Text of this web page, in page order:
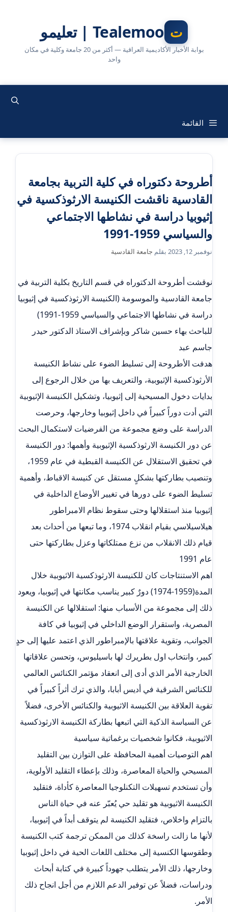
Tealemoo | تعليمو
بوابة الأخبار الأكاديمية العراقية — أكثر من 20 جامعة وكلية في مكان
واحد
القائمة
أطروحة دكتوراه في كلية التربية بجامعة
القادسية ناقشت الكنيسة الارثوذكسية في
إثيوبيا دراسة في نشاطها الاجتماعي
والسياسي 1959-1991
نوفمبر 12, 2023 بقلم جامعة القادسية
نوقشت أطروحة الدكتوراه في قسم التاريخ بكلية التربية في
جامعة القادسية والموسومة (الكنيسة الارثوذكسية في إثيوبيا
دراسة في نشاطها الاجتماعي والسياسي 1959-1991)
للباحث بهاء حسين شاكر وبإشراف الاستاذ الدكتور حيدر
جاسم عبد
هدفت الأطروحة إلى تسليط الضوء على نشاط الكنيسة
الأرثوذكسية الإثيوبية، والتعريف بها من خلال الرجوع إلى
بدايات دخول المسيحية إلى إثيوبيا، وتشكيل الكنيسة الإثيوبية
التي أدت دوراً كبيراً في داخل إثيوبيا وخارجها، وحرصت
الدراسة على وضع مجموعة من الفرضيات لاستكمال البحث
عن دور الكنيسة الارثوذكسية الإثيوبية وأهمها: دور الكنيسة
في تحقيق الاستقلال عن الكنيسة القبطية في عام 1959،
وتنصيب بطاركتها بشكلٍ مستقل عن كنيسة الاقباط، وأهمية
تسليط الضوء على دورها في تغيير الأوضاع الداخلية في
إثيوبيا منذ استقلالها وحتى سقوط نظام الامبراطور
هيلاسيلاسي بقيام انقلاب 1974، وما تبعها من أحداث بعد
قيام ذلك الانقلاب من نزع ممتلكاتها وعزل بطاركتها حتى
عام 1991
اهم الاستنتاجات كان للكنيسة الارثوذكسية الاثيوبية خلال
المدة(1959-1974) دورٌ كبير يناسب مكانتها في إثيوبيا، ويعود
ذلك إلى مجموعة من الأسباب منها: استقلالها عن الكنيسة
المصرية، واستقرار الوضع الداخلي في إثيوبيا في كافة
الجوانب، وتقوية علاقتها بالإمبراطور الذي اعتمد عليها إلى حدٍ
كبير، وانتخاب اول بطريرك لها باسيليوس، وتحسن علاقاتها
الخارجية الأمر الذي أدى إلى انعقاد مؤتمر الكنائس العالمي
للكنائس الشرقية في أديس أبابا، والذي ترك أثراً كبيراً في
تقوية العلاقة بين الكنيسة الاثيوبية والكنائس الأخرى، فضلاً
عن السياسة الذكية التي اتبعها بطاركة الكنيسة الارثوذكسية
الاثيوبية، فكانوا شخصيات برغماتية سياسية
اهم التوصيات أهمية المحافظة على التوازن بين التقليد
المسيحي والحياة المعاصرة، وذلك بإعطاء التقليد الأولوية،
وأن تستخدم تسهيلات التكنلوجيا المعاصرة كأداة، فتقليد
الكنيسة الاثيوبية هو تقليد حي يُعبّر عنه في حياة الناس
بالتزام واخلاص، فتقليد الكنيسة لم يتوقف أبداً في إثيوبيا،
لأنها ما زالت راسخة كذلك من الممكن ترجمة كتب الكنيسة
وطقوسها الكنسية إلى مختلف اللغات الحية في داخل إثيوبيا
وخارجها، ذلك الأمر يتطلب جهوداً كبيرة في كتابة أبحاث
ودراسات، فضلاً عن توفير الدعم اللازم من أجل انجاح ذلك
الأمر.